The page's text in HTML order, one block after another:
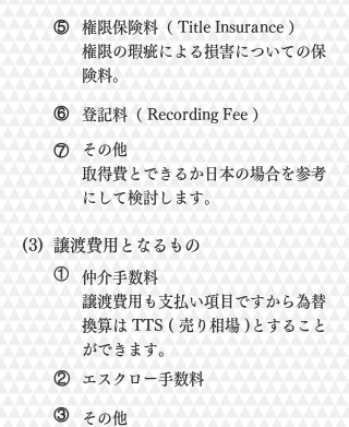
⑤
権限保険料（ Title Insurance ）
権限の瑕疵による損害についての保
険料。
⑥ 登記料（ Recording Fee ）
⑦
その他
取得費とできるか日本の場合を参考
にして検討します。
(3) 譲渡費用となるもの
①
仲介手数料
譲渡費用も支払い項目ですから為替
換算は TTS ( 売り相場 )とすること
ができます。
② エスクロー手数料
③
その他